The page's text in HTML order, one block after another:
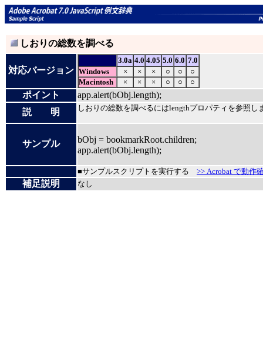
しおりの総数を調べる
対応バージョン
3.0a 4.0 4.05 5.0 6.0 7.0
Windows
× × × ○ ○
○
Macintosh
× × × ○ ○ ○
ポイント
app.alert(bObj.length);
説 明
しおりの総数を調べるにはlengthプロパティを参照し
サンプル
bObj = bookmarkRoot.children;
app.alert(bObj.length);
■サンプルスクリプトを実行する >> Acrobat で動作
補足説明 なし